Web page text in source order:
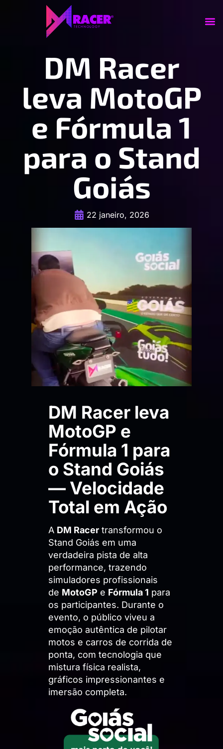
DM Racer
leva MotoGP
e Fórmula 1
para o Stand
Goiás
22 janeiro, 2026
DM Racer leva
MotoGP e
Fórmula 1 para
o Stand Goiás
— Velocidade
Total em Ação
A DM Racertransformou o
Stand Goiás em uma
verdadeira pista de alta
performance, trazendo
simuladores profissionais
de MotoGP e Fórmula 1 para
os participantes. Durante o
evento, o público viveu a
emoção autêntica de pilotar
motos e carros de corrida de
ponta, com tecnologia que
mistura física realista,
gráficos impressionantes e
imersão completa.